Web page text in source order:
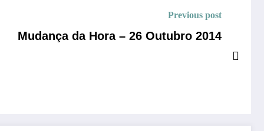
Previous post
Mudança da Hora – 26 Outubro 2014